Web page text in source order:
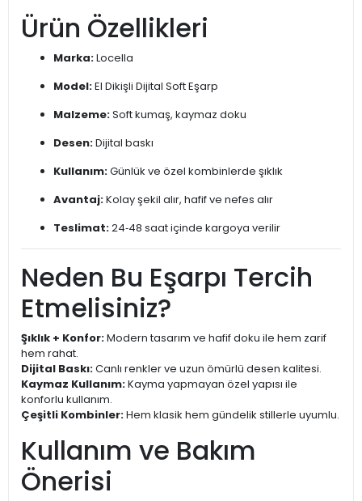
Ürün Özellikleri
Marka:Locella
Model:El Dikişli Dijital Soft Eşarp
Malzeme:Soft kumaş, kaymaz doku
Desen:Dijital baskı
Kullanım:Günlük ve özel kombinlerde şıklık
Avantaj:Kolay şekil alır, hafif ve nefes alır
Teslimat:24‑48 saat içinde kargoya verilir
Neden Bu Eşarpı Tercih
Etmelisiniz?
Şıklık + Konfor:Modern tasarım ve hafif doku ile hem zarif
hem rahat.
Dijital Baskı:Canlı renkler ve uzun ömürlü desen kalitesi.
Kaymaz Kullanım:Kayma yapmayan özel yapısı ile
konforlu kullanım.
Çeşitli Kombinler:Hem klasik hem gündelik stillerle uyumlu.
Kullanım ve Bakım
Önerisi